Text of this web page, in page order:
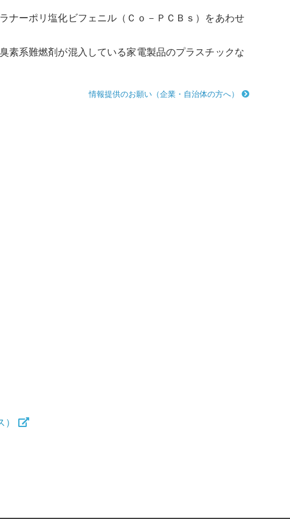
ナーポリ塩化ビフェニル （Ｃｏ－ＰＣＢｓ）をあわせ
素系難燃剤が混入している家電製品のプラスチックな
情報提供のお願い（企業・自治体の方へ）